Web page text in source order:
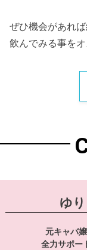
ぜひ機会があれ
飲んでみる事をオ
ゆり
元キャバ
全力サポー